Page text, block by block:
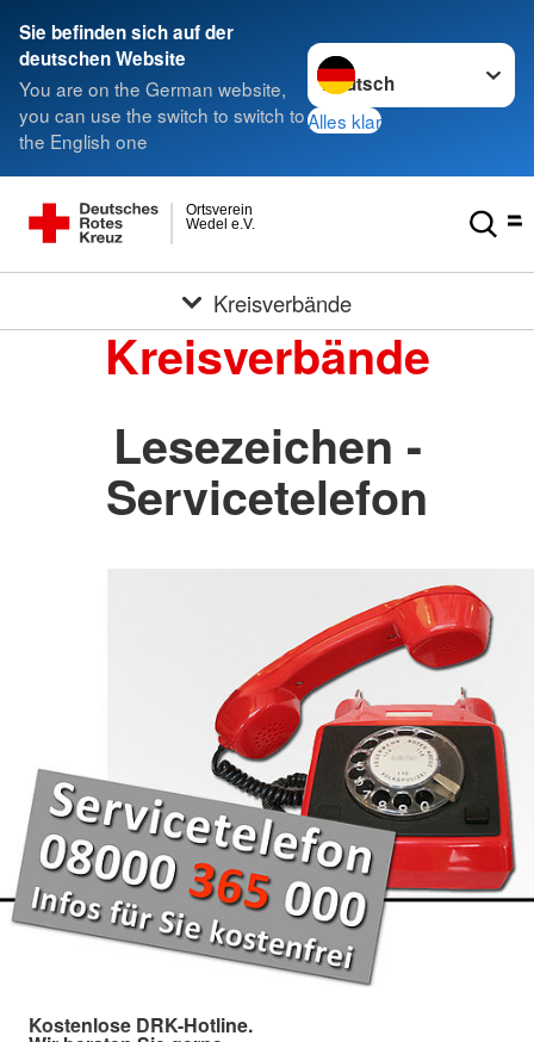
Sie befinden sich auf der
deutschen Website
You are on the German website,
you can use the switch to switch to
the English one
Sprache wechseln zu
Alles klar
Wedel e.V.
Ortsverein
Kreisverbände
Kreisverbände
Lesezeichen -
Servicetelefon
Kostenlose DRK-Hotline.